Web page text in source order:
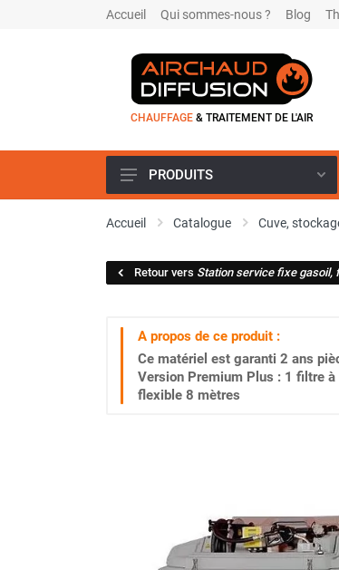
Accueil Qui sommes-nous ? Blog
CHAUFFAGE & TRAITEMENT DE L'AIR
Climatiseur
Climatiseur mobile résidentiel et
Rafraîchisseur d'air
Rafraichisseur d'air mobile
Rafraîchisseur d'air gainable
Rafraichisseur d’air fixe
Ventilateur fixe
Ventilateur industriel
PRODUITS
Accueil Catalogue Cuve,
Retour vers Station service fixe gasoil,
A propos de ce produit :
Ce matériel est garanti 2 ans
Version Premium Plus : 1 filtre
flexible 8 mètres